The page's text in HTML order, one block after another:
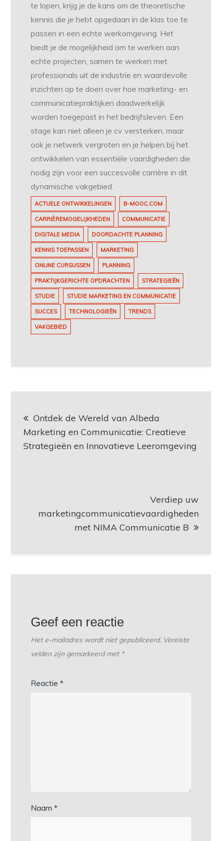
te lopen, krijg je de kans om de theoretische
kennis die je hebt opgedaan in de klas toe te
passen in een echte werkomgeving. Het
biedt je de mogelijkheid om te werken aan
echte projecten, samen te werken met
professionals uit de industrie en waardevolle
inzichten op te doen over hoe marketing- en
communicatiepraktijken daadwerkelijk
worden toegepast in het bedrijfsleven. Een
stage kan niet alleen je cv versterken, maar
ook je netwerk vergroten en je helpen bij het
ontwikkelen van essentiële vaardigheden die
nodig zijn voor een succesvolle carrière in dit
dynamische vakgebied.
ACTUELE ONTWIKKELINGEN B-MOOC.COM
CARRIÈREMOGELIJKHEDEN COMMUNICATIE
DIGITALE MEDIA DOORDACHTE PLANNING
KENNIS TOEPASSEN MARKETING
ONLINE CURSUSSEN PLANNING
PRAKTIJKGERICHTE OPDRACHTEN STRATEGIEËN
STUDIE STUDIE MARKETING EN COMMUNICATIE
SUCCES TECHNOLOGIEËN TRENDS
VAKGEBIED
Ontdek de Wereld van Albeda
Marketing en Communicatie: Creatieve
Strategieën en Innovatieve Leeromgeving
Verdiep uw
marketingcommunicatievaardigheden
met NIMA Communicatie B
Geef een reactie
Het e-mailadres wordt niet gepubliceerd. Vereiste
velden zijn gemarkeerd met *
Reactie*
Naam*